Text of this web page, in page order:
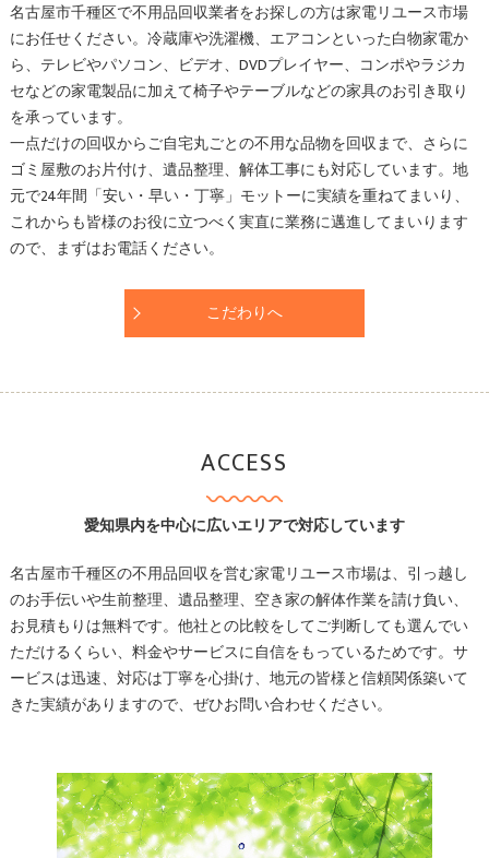
名古屋市千種区で不用品回収業者をお探しの方は家電リユース市場
にお任せください。冷蔵庫や洗濯機、エアコンといった白物家電か
ら、テレビやパソコン、ビデオ、DVDプレイヤー、コンポやラジカ
セなどの家電製品に加えて椅子やテーブルなどの家具のお引き取り
を承っています。
一点だけの回収からご自宅丸ごとの不用な品物を回収まで、さらに
ゴミ屋敷のお片付け、遺品整理、解体工事にも対応しています。地
元で24年間「安い・早い・丁寧」モットーに実績を重ねてまいり、
これからも皆様のお役に立つべく実直に業務に邁進してまいります
ので、まずはお電話ください。
こだわりへ
愛知県内を中心に広いエリアで対応しています
ACCESS
名古屋市千種区の不用品回収を営む家電リユース市場は、引っ越し
のお手伝いや生前整理、遺品整理、空き家の解体作業を請け負い、
お見積もりは無料です。他社との比較をしてご判断しても選んでい
ただけるくらい、料金やサービスに自信をもっているためです。サ
ービスは迅速、対応は丁寧を心掛け、地元の皆様と信頼関係築いて
きた実績がありますので、ぜひお問い合わせください。